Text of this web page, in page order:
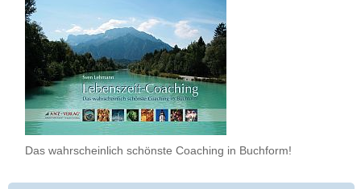
Das wahrscheinlich schönste Coaching in Buchform!